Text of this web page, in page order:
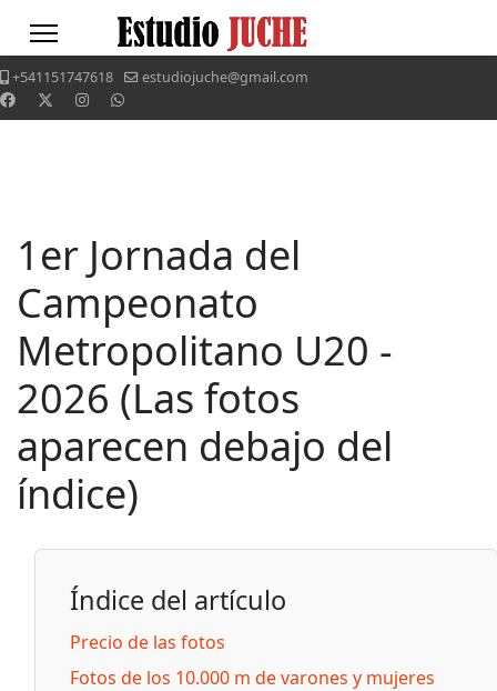
+541151747618 estudiojuche@gmail.com
1er Jornada del
Campeonato
Metropolitano U20 -
2026 (Las fotos
aparecen debajo del
índice)
Índice del artículo
Precio de las fotos
Fotos de los 10.000 m de varones y mujeres